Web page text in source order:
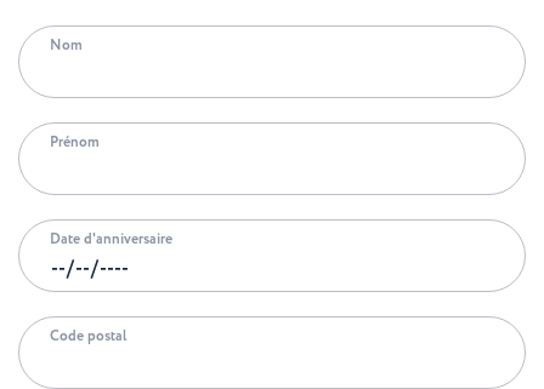
Carte nationale d’identité en cours de validité.
Donnez votre avis
Nom
Prénom
Date d'anniversaire
Code postal